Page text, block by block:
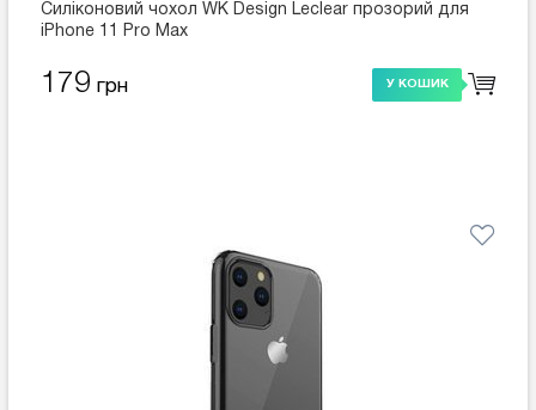
Силіконовий чохол WK Design Leclear прозорий для
iPhone 11 Pro Max
179 грн У КОШИК